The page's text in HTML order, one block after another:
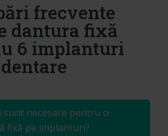
frecvente
dantura fixă
6 implanturi
dentare
sunt necesare pentru o
fixă pe implanturi?